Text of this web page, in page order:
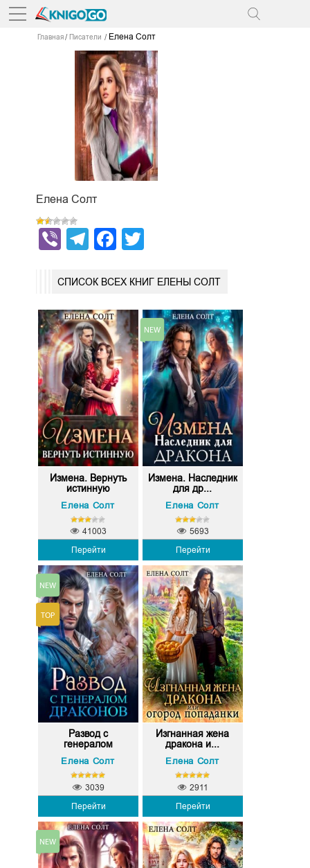
Главная Писатели Елена Солт
Елена Солт
ViberTelegram
Facebook
СПИСОК ВСЕХ КНИГ ЕЛЕНЫ СОЛТ
Измена. Вернуть
истинную
Елена Солт
Перейти
41003
Измена. Наследник
для др...
Елена Солт
Перейти
5693
Развод с
генералом
драконов
Елена Солт
Перейти
3039
Изгнанная жена
дракона и...
Елена Солт
Перейти
2911